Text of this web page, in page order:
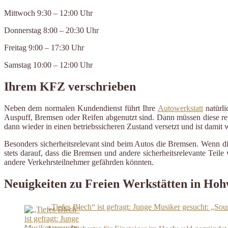
Mittwoch 9:30 – 12:00 Uhr
Donnerstag 8:00 – 20:30 Uhr
Freitag 9:00 – 17:30 Uhr
Samstag 10:00 – 12:00 Uhr
Ihrem KFZ verschrieben
Neben dem normalen Kundendienst führt Ihre Autowerkstatt
Auspuff, Bremsen oder Reifen abgenutzt sind. Dann müssen diese
dann wieder in einen betriebssicheren Zustand versetzt und ist
Besonders sicherheitsrelevant sind beim Autos die Bremsen. Wenn
stets darauf, dass die Bremsen und andere sicherheitsrelevante
andere Verkehrsteilnehmer gefährden könnten.
Neuigkeiten zu Freien Werkstätten in
„Tiefes Blech“ ist gefragt: Junge Musiker gesucht: